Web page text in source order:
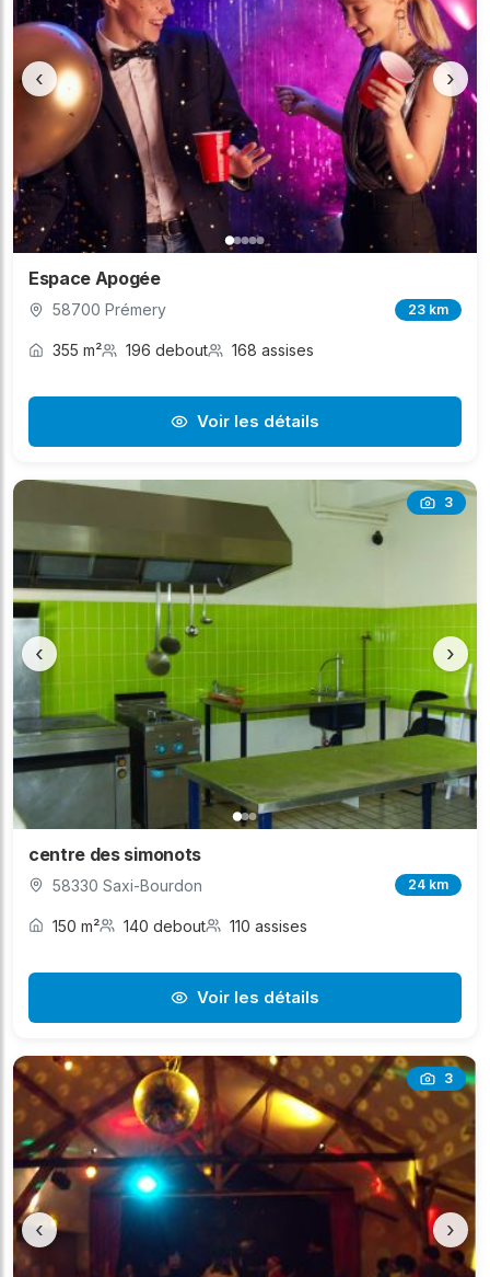
‹ ›
Espace Apogée
58700 Prémery 23 km
355 m² 196 debout 168 assises
Voir les détails
3
‹ ›
centre des simonots
58330 Saxi-Bourdon 24 km
150 m² 140 debout 110 assises
Voir les détails
3
‹ ›